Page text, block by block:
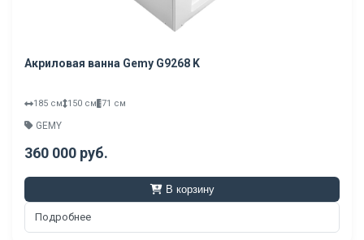
Акриловая ванна Gemy G9268 K
185 см 150 см 71 см
GEMY
360 000 руб.
В корзину
Подробнее